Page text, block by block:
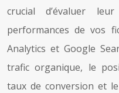
crucial d’évaluer
performances de vos
Analytics et Google
trafic organique, le
taux de conversion et